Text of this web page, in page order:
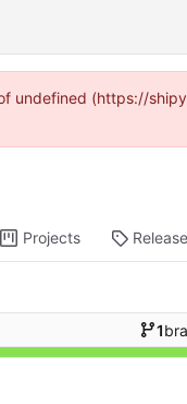
undefined (https://
Projects
1